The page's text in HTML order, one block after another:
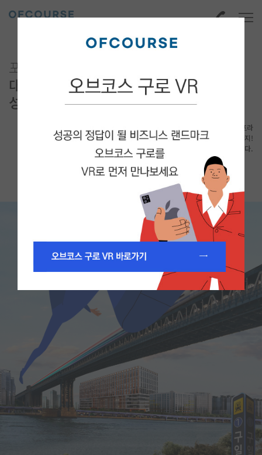
포스코이앤씨가 짓는
대한민국 비즈니스의
성공코스
신뢰의 시공사, 탄탄한 교통 및 산업 인프라
그리고 희소가치 높은 드라이브 인 시스템까지!
성공을 위한 비즈니스 플랫폼이 탄생합니다.